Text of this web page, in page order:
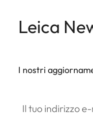
Leica
I nostri